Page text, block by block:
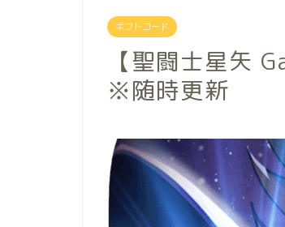
ギフトコード
【聖闘士星矢
※随時更新